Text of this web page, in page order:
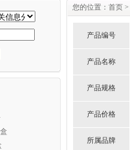
您的位置： 首页 >
产品编号
产品名称
产品规格
产品价格
所属品牌